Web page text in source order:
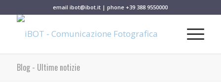
emailibot@ibot.it | phone+39 388 9550000
Blog - Ultime notizie